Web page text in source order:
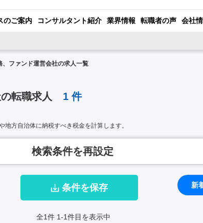
のご案内 コンサルタント紹介 業界情報 転職者の声 会社
、ファンド運営会社の求人一覧
転職求人 1件
方自治体に納税すべき税金を計算します。
検索条件を再設定
条件を保存 新
全1件 1-1件目を表示中